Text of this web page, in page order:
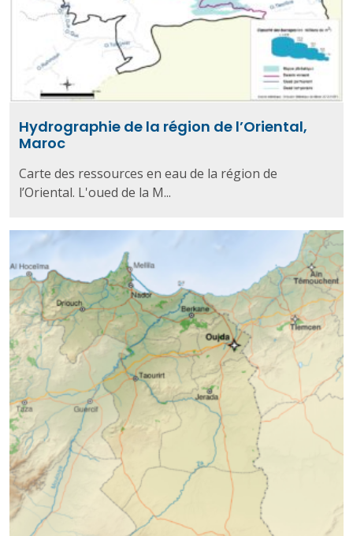
Hydrographie de la région de l’Oriental,
Maroc
Carte des ressources en eau de la région de
l’Oriental. L'oued de la M...